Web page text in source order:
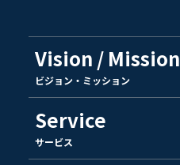
Vision / Mission
ビジョン・ミッション
Service
サービス